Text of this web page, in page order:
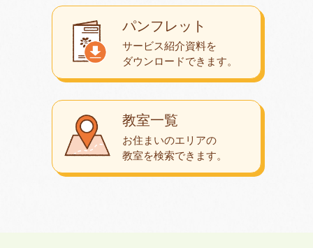
教室一覧
お住まいのエリアの
教室を検索できます。
パンフレット
サービス紹介資料を
ダウンロードできます。